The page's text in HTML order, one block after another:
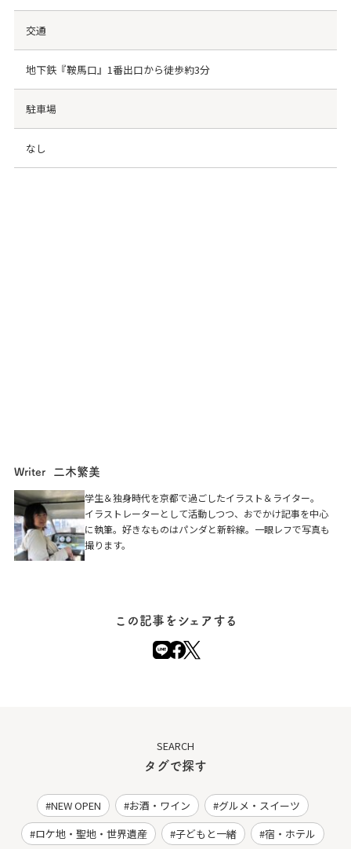
交通
地下鉄『鞍馬口』1番出口から徒歩約3分
駐車場
なし
Writer 二木繁美
学生＆独身時代を京都で過ごしたイラスト＆ライター。
イラストレーターとして活動しつつ、おでかけ記事を中心
に執筆。好きなものはパンダと新幹線。一眼レフで写真も
撮ります。
この記事をシェアする
SEARCH
タグで探す
NEW OPEN お酒・ワイン
グルメ・スイーツ
ロケ地・聖地・世界遺産
子どもと一緒 宿・ホテル